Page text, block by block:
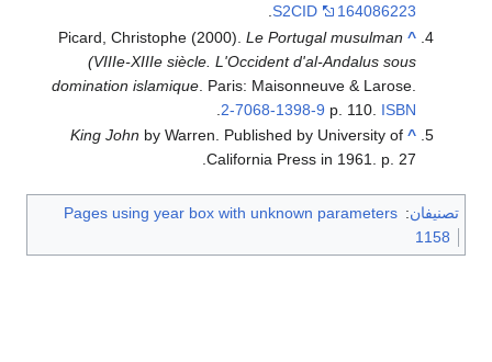
S2CID
164086223
.
^
Picard, Christophe (2000).Le Portugal musulman
(VIIIe-XIIIe siècle. L'Occident d'al-Andalus sous
domination islamique . Paris: Maisonneuve & Larose.
p. 110. ISBN
2-7068-1398-9
^
King John by Warren. Published by University of
California Press in 1961. p. 27.
تصنيفان:
Pages using year box with unknown parameters
1158